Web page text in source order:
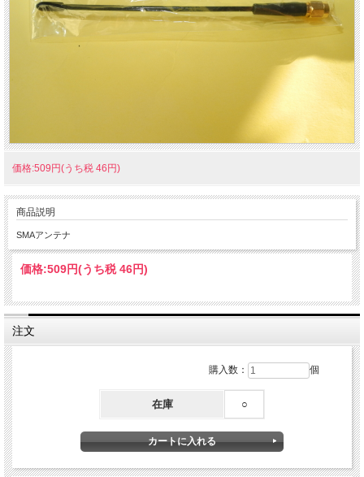
価格:509円(うち税 46円)
商品説明
SMAアンテナ
価格:509円(うち税 46円)
注文
購入数： 個
在庫 ○